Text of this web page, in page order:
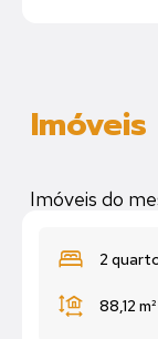
Imóveis do
2
88,12 m²